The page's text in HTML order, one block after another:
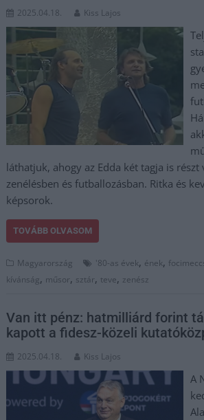
2025.04.18. Kiss Lajos
láthatjuk, ahogy az Edda két tagja is részt
zenélésben és futballozásban. Ritka és
képsorok.
TOVÁBB OLVASOM
Magyarország '80-as évek, ének,
kívánság, műsor, sztár, teve, zenész
Van itt pénz: hatmilliárd forint
kapott a fidesz-közeli
2025.04.18. Kiss Lajos
A